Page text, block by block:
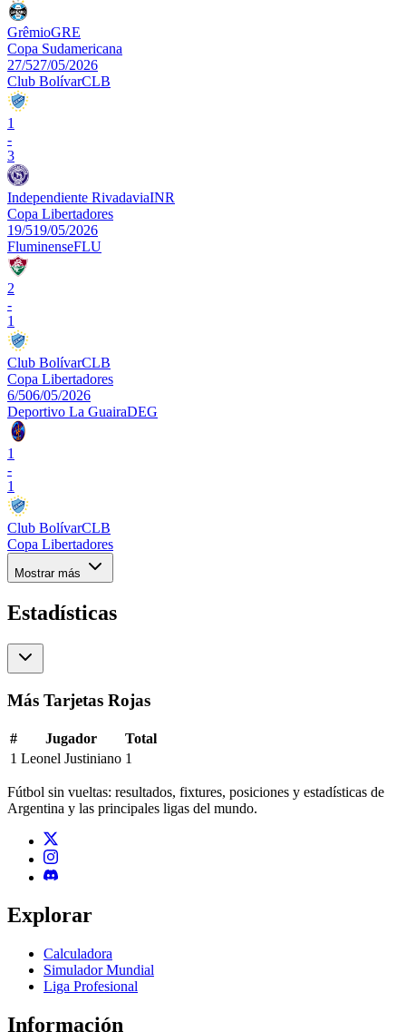
GrêmioGRE
Copa Sudamericana
27/527/05/2026
Club BolívarCLB
1
-
3
Independiente RivadaviaINR
Copa Libertadores
19/519/05/2026
FluminenseFLU
2
-
1
Club BolívarCLB
Copa Libertadores
6/506/05/2026
Deportivo La GuairaDEG
1
-
1
Club BolívarCLB
Copa Libertadores
Mostrar más
Estadísticas
Más Tarjetas Rojas
# Jugador
Total
1 Leonel Justiniano 1
Fútbol sin vueltas: resultados, fixtures, posiciones y estadísticas de
Argentina y las principales ligas del mundo.
Explorar
Calculadora
Simulador Mundial
Liga Profesional
Información